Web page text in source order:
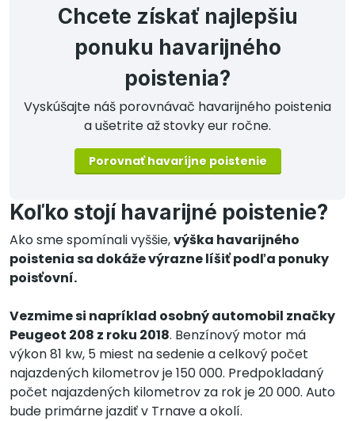
Chcete získať najlepšiu
ponuku havarijného
poistenia?
Vyskúšajte náš porovnávač havarijného poistenia
a ušetrite až stovky eur ročne.
Porovnať havaríjne poistenie
Koľko stojí havarijné poistenie?
Ako sme spomínali vyššie,výška havarijného
poistenia sa dokáže výrazne líšiť podľa ponuky
poisťovní.
Vezmime si napríklad osobný automobil značky
Peugeot 208 z roku 2018. Benzínový motor má
výkon 81 kw, 5 miest na sedenie a celkový počet
najazdených kilometrov je 150 000. Predpokladaný
počet najazdených kilometrov za rok je 20 000. Auto
bude primárne jazdiť v Trnave a okolí.